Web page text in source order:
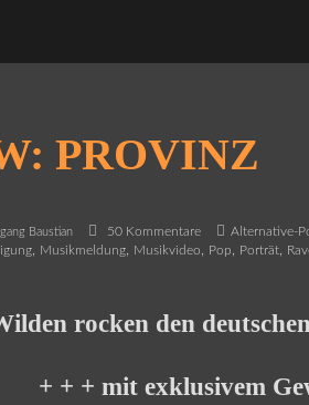
PROVINZ
Baustian 50 Kommentare Alternative-
, Musikmeldung, Musikvideo, Pop, Porträt,
rocken den
+ + + mit exklusivem